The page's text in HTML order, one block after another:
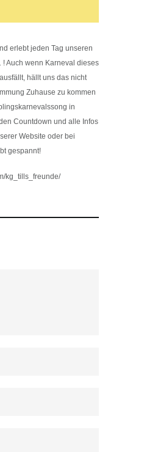
erlebt jeden Tag unseren
! Auch wenn Karneval dieses
hällt uns das nicht
Zuhause zu kommen
in
Countdown und alle Infos
Website oder bei
gespannt!
kg_tills_freunde/